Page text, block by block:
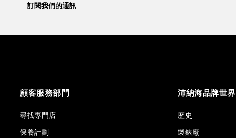
訂閱我們的通訊
顧客服務部門
尋找專門店
保養計劃
沛納海品牌世界
歷史
製錶廠